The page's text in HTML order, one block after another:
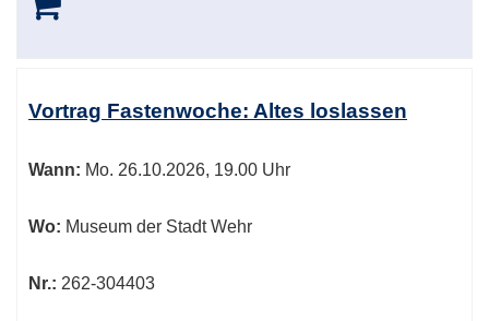
Vortrag Fastenwoche: Altes loslassen
Wann: Mo. 26.10.2026, 19.00 Uhr
Wo: Museum der Stadt Wehr
Nr.: 262-304403